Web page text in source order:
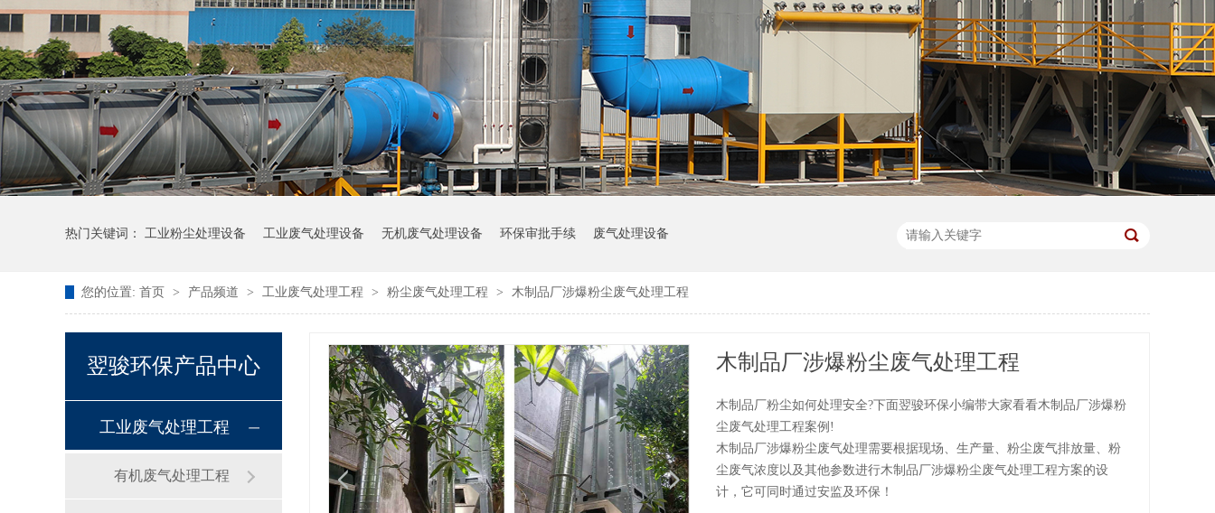
热门关键词： 工业粉尘处理设备 工业废气处理设备 无机废气处理设备 环保审批手续 废气处理设备
您的位置: 首页 > 产品频道 > 工业废气处理工程 > 粉尘废气处理工程 > 木制品厂涉爆粉尘废气处理工程
翌骏环保产品中心
工业废气处理工程
有机废气处理工程
木制品厂涉爆粉尘废气处理工程
木制品厂粉尘如何处理安全?下面翌骏环保小编带大家看看木制品厂涉爆粉
尘废气处理工程案例!
木制品厂涉爆粉尘废气处理需要根据现场、生产量、粉尘废气排放量、粉
尘废气浓度以及其他参数进行木制品厂涉爆粉尘废气处理工程方案的设
计，它可同时通过安监及环保！